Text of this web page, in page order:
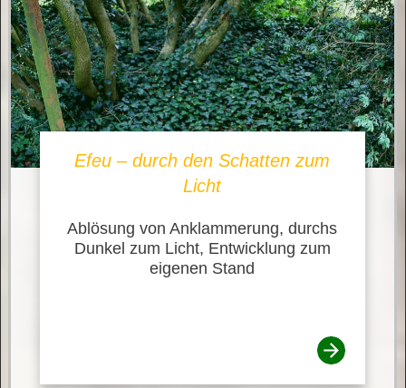
Efeu – durch den Schatten zum
Licht
Ablösung von Anklammerung, durchs
Dunkel zum Licht, Entwicklung zum
eigenen Stand